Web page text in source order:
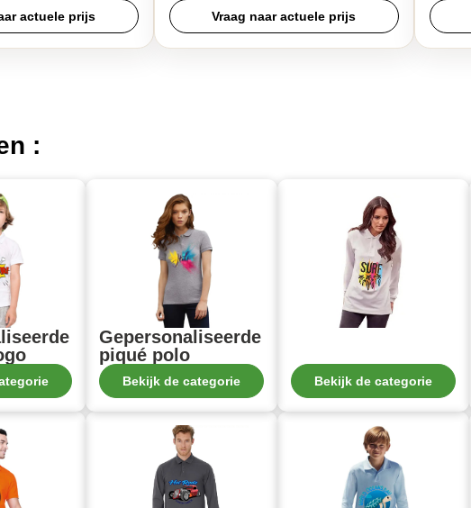
actuele prijs Vraag naar actuele prijs
:
Gepersonaliseerde
piqué polo
Bekijk de categorie Bekijk de categorie